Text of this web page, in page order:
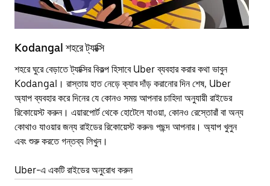
Kodangal শহরে ট্যাক্সি
শহরে ঘুরে বেড়াতে ট্যাক্সির বিকল্প হিসাবে Uber ব্যবহার করার কথা ভাবুন
Kodangal। রাস্তায় হাত নেড়ে ক্যাব দাঁড় করানোর দিন শেষ, Uber
অ্যাপ ব্যবহার করে দিনের যে কোনও সময় আপনার চাহিদা অনুযায়ী রাইডের
রিকোয়েস্ট করুন। এয়ারপোর্ট থেকে হোটেলে যাওয়া, কোনও রেস্তোরাঁ বা অন্য
কোথাও যাওয়ার জন্য রাইডের রিকোয়েস্ট করুন৷ পছন্দ আপনার। অ্যাপ খুলুন
এবং শুরু করতে গন্তব্য লিখুন।
Uber-এ একটি রাইডের অনুরোধ করুন